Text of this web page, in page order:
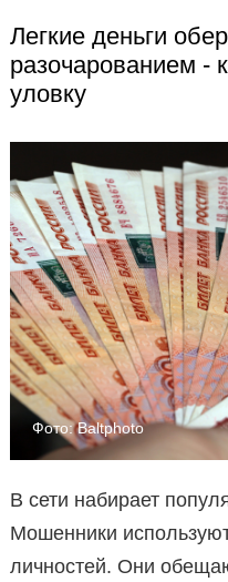
Легкие деньги
разочарованием -
уловку
Фото: Baltphoto
В сети набирает
Мошенники
личностей. Они